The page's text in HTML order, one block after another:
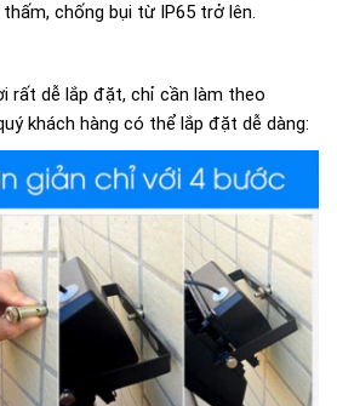
chống bụi từ IP65 trở lên.
rất dễ lắp đặt, chỉ cần làm theo
khách hàng có thể lắp đặt dễ dàng: